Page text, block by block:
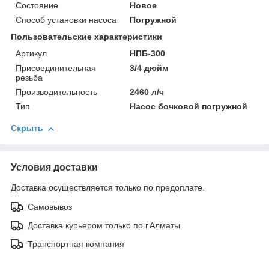
Состояние
Новое
Способ установки насоса
Погружной
Пользовательские характеристики
Артикул
НПБ-300
Присоединительная
резьба
3/4 дюйм
Производительность
2460 л/ч
Тип
Насос бочковой погружной
Скрыть
Условия доставки
Доставка осуществляется только по предоплате.
Самовывоз
Доставка курьером только по г.Алматы
Транспортная компания